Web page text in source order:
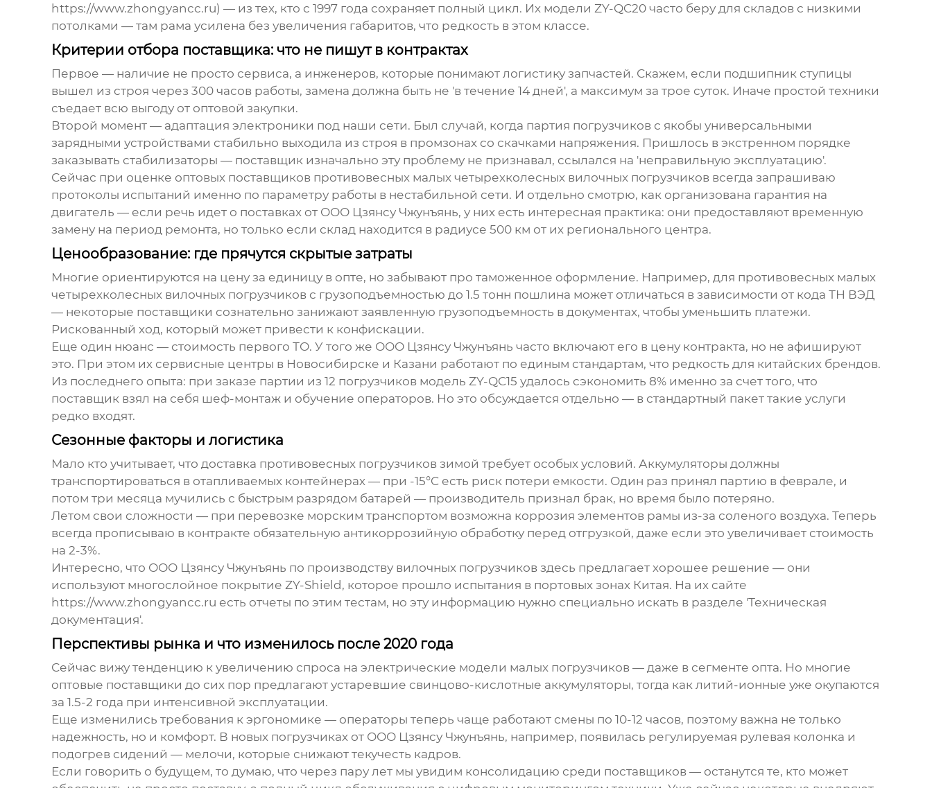
https://www.zhongyancc.ru) — из тех, кто с 1997 года сохраняет полный цикл. Их модели ZY-QC20 часто беру для складов с низкими
потолками — там рама усилена без увеличения габаритов, что редкость в этом классе.
Критерии отбора поставщика: что не пишут в контрактах
Первое — наличие не просто сервиса, а инженеров, которые понимают логистику запчастей. Скажем, если подшипник ступицы
вышел из строя через 300 часов работы, замена должна быть не 'в течение 14 дней', а максимум за трое суток. Иначе простой техники
съедает всю выгоду от оптовой закупки.
Второй момент — адаптация электроники под наши сети. Был случай, когда партия погрузчиков с якобы универсальными
зарядными устройствами стабильно выходила из строя в промзонах со скачками напряжения. Пришлось в экстренном порядке
заказывать стабилизаторы — поставщик изначально эту проблему не признавал, ссылался на 'неправильную эксплуатацию'.
Сейчас при оценке оптовых поставщиков противовесных малых четырехколесных вилочных погрузчиковвсегда запрашиваю
протоколы испытаний именно по параметру работы в нестабильной сети. И отдельно смотрю, как организована гарантия на
двигатель — если речь идет о поставках от ООО Цзянсу Чжунъянь, у них есть интересная практика: они предоставляют временную
замену на период ремонта, но только если склад находится в радиусе 500 км от их регионального центра.
Ценообразование: где прячутся скрытые затраты
Многие ориентируются на цену за единицу в опте, но забывают про таможенное оформление. Например, для противовесных малых
четырехколесных вилочных погрузчиковс грузоподъемностью до 1.5 тонн пошлина может отличаться в зависимости от кода ТН ВЭД
— некоторые поставщики сознательно занижают заявленную грузоподъемность в документах, чтобы уменьшить платежи.
Рискованный ход, который может привести к конфискации.
Еще один нюанс — стоимость первого ТО. У того же ООО Цзянсу Чжунъянь часто включают его в цену контракта, но не афишируют
это. При этом их сервисные центры в Новосибирске и Казани работают по единым стандартам, что редкость для китайских брендов.
Из последнего опыта: при заказе партии из 12 погрузчиков модель ZY-QC15 удалось сэкономить 8% именно за счет того, что
поставщик взял на себя шеф-монтаж и обучение операторов. Но это обсуждается отдельно — в стандартный пакет такие услуги
редко входят.
Сезонные факторы и логистика
Мало кто учитывает, что доставка противовесных погрузчиковзимой требует особых условий. Аккумуляторы должны
транспортироваться в отапливаемых контейнерах — при -15°C есть риск потери емкости. Один раз принял партию в феврале, и
потом три месяца мучились с быстрым разрядом батарей — производитель признал брак, но время было потеряно.
Летом свои сложности — при перевозке морским транспортом возможна коррозия элементов рамы из-за соленого воздуха. Теперь
всегда прописываю в контракте обязательную антикоррозийную обработку перед отгрузкой, даже если это увеличивает стоимость
на 2-3%.
Интересно, что ООО Цзянсу Чжунъянь по производству вилочных погрузчиковздесь предлагает хорошее решение — они
используют многослойное покрытие ZY-Shield, которое прошло испытания в портовых зонах Китая. На их сайте
https://www.zhongyancc.ru есть отчеты по этим тестам, но эту информацию нужно специально искать в разделе 'Техническая
документация'.
Перспективы рынка и что изменилось после 2020 года
Сейчас вижу тенденцию к увеличению спроса на электрические модели малых погрузчиков — даже в сегменте опта. Но многие
оптовые поставщики до сих пор предлагают устаревшие свинцово-кислотные аккумуляторы, тогда как литий-ионные уже окупаются
за 1.5-2 года при интенсивной эксплуатации.
Еще изменились требования к эргономике — операторы теперь чаще работают смены по 10-12 часов, поэтому важна не только
надежность, но и комфорт. В новых погрузчиках от ООО Цзянсу Чжунъянь, например, появилась регулируемая рулевая колонка и
подогрев сидений — мелочи, которые снижают текучесть кадров.
Если говорить о будущем, то думаю, что через пару лет мы увидим консолидацию среди поставщиков — останутся те, кто может